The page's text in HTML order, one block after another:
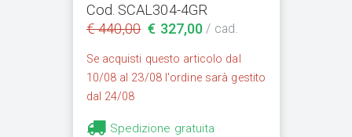
Cod. SCAL304-4GR
€ 440,00 € 327,00 / cad.
Se acquisti questo articolo dal
10/08 al 23/08 l'ordine sarà gestito
dal 24/08
Spedizione gratuita